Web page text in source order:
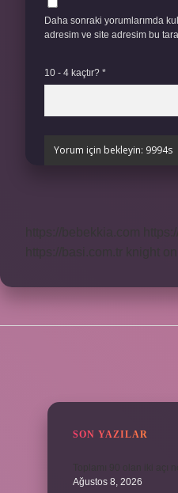
Daha sonraki yorumlarımda
adresim ve site adresim bu
10 - 4 kaçtır? *
SON YAZILAR
Ağustos 8, 2026